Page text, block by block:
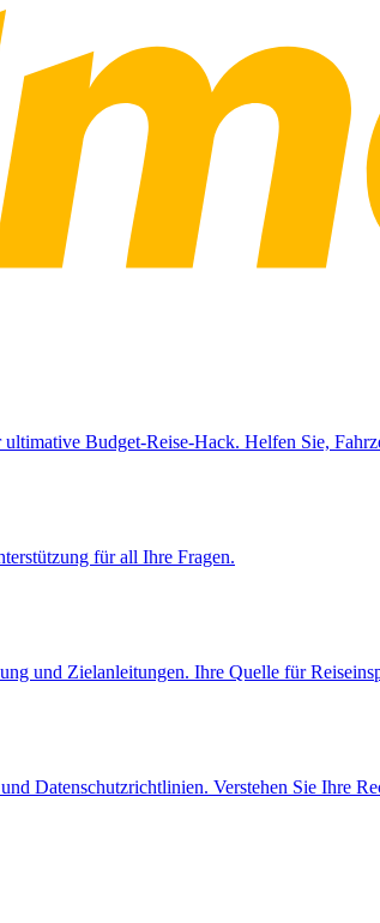
Budget-Reise-Hack. Helfen Sie,
für all Ihre Fragen.
und Zielanleitungen. Ihre Quelle für
Datenschutzrichtlinien. Verstehen Sie Ihre